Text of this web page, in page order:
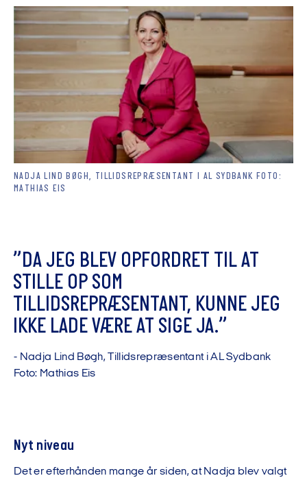
NADJA LIND BØGH, TILLIDSREPRÆSENTANT I AL SYDBANK FOTO:
MATHIAS EIS
”DA JEG BLEV OPFORDRET TILAT
STILLE OP SOM
TILLIDSREPRÆSENTANT, KUNNE JEG
IKKE LADEVÆREAT SIGE JA.”
- Nad ja Lind Bøgh, Til idsrepræsentant i AL Syd bank
Foto: Mathias Eis
Nyt niveau
Det er efterhånden mange år siden, at Nadja blev valgt